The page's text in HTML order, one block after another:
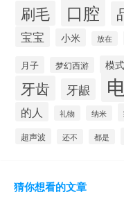
刷毛 口腔
宝宝 小米 放在
月子 梦幻西游 模式
牙齿 牙龈
的人 礼物 纳米
超声波 还不 都是
猜你想看的文章